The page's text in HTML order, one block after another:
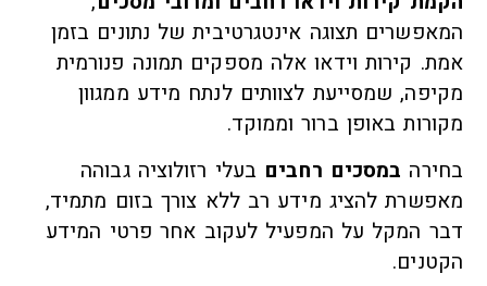
המאפשרים תצוגה אינטגרטיבית של נתונים בזמן
אמת. קירות וידאו אלה מספקים תמונה פנורמית
מקיפה, שמסייעת לצוותים לנתח מידע ממגוון
מקורות באופן ברור וממוקד.
בחירה במסכים רחבים בעלי רזולוציה גבוהה
מאפשרת להציג מידע רב ללא צורך בזום מתמיד,
דבר המקל על המפעיל לעקוב אחר פרטי המידע
הקטנים.